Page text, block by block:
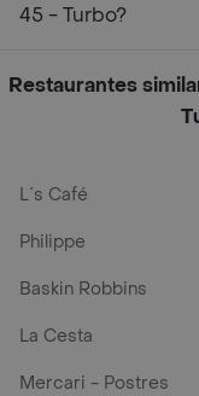
45 - Turbo?
Restaurantes
L´s Café
Philippe
Baskin Robbins
La Cesta
Mercari - Postres